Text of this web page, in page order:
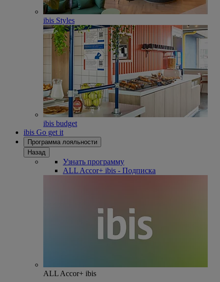
ibis Styles
ibis budget
ibis Go get it
Программа лояльности
Назад
Узнать программу
ALL Accor+ ibis - Подписка
ALL Accor+ ibis